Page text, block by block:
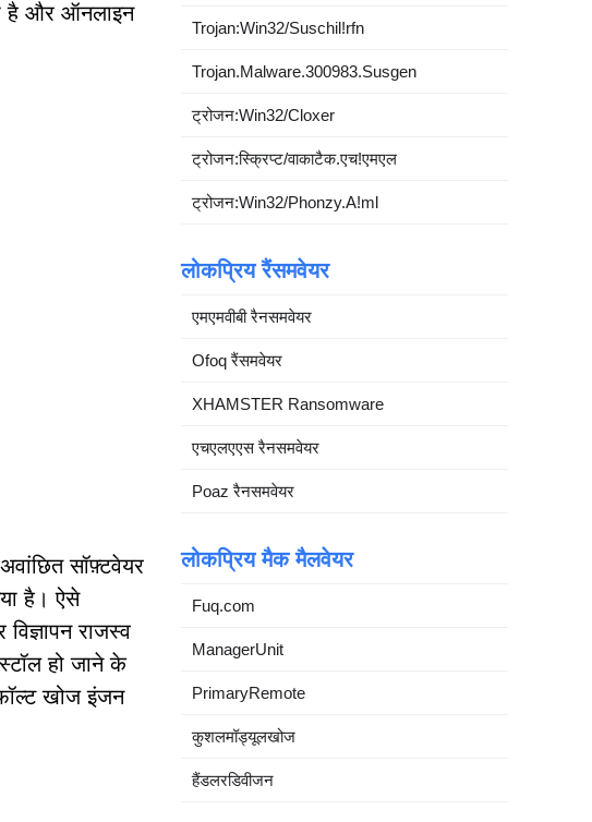
है और ऑनलाइन
सॉफ़्टवेयर
है। ऐसे
राजस्व
हो जाने के
खोज इंजन
Trojan:Win32/Suschil!rfn
Trojan.Malware.300983.Susgen
ट्रोजन:Win32/Cloxer
ट्रोजन:स्क्रिप्ट/वाकाटैक.एच!एमएल
ट्रोजन:Win32/Phonzy.A!ml
लोकप्रिय रैंसमवेयर
एमएमवीबी रैनसमवेयर
Ofoq रैंसमवेयर
XHAMSTER Ransomware
एचएलएएस रैनसमवेयर
Poaz रैनसमवेयर
लोकप्रिय मैक मैलवेयर
Fuq.com
ManagerUnit
PrimaryRemote
कुशलमॉड्यूलखोज
हैंडलरडिवीजन